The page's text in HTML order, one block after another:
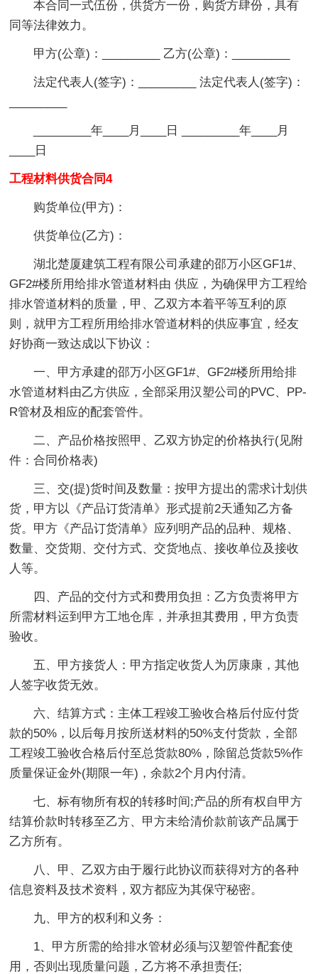
本合同一式伍份，供货方一份，购货方肆份，具有
同等法律效力。
甲方(公章)：_________ 乙方(公章)：_________
法定代表人(签字)：_________ 法定代表人(签字)：
_________年____月____日 _________年____月
____日
工程材料供货合同4
购货单位(甲方)：
供货单位(乙方)：
湖北楚厦建筑工程有限公司承建的邵万小区GF1#、
GF2#楼所用给排水管道材料由 供应，为确保甲方工程给
排水管道材料的质量，甲、乙双方本着平等互利的原
则，就甲方工程所用给排水管道材料的供应事宜，经友
好协商一致达成以下协议：
一、甲方承建的邵万小区GF1#、GF2#楼所用给排
水管道材料由乙方供应，全部采用汉塑公司的PVC、PP-
R管材及相应的配套管件。
二、产品价格按照甲、乙双方协定的价格执行(见附
件：合同价格表)
三、交(提)货时间及数量：按甲方提出的需求计划供
货，甲方以《产品订货清单》形式提前2天通知乙方备
货。甲方《产品订货清单》应列明产品的品种、规格、
数量、交货期、交付方式、交货地点、接收单位及接收
人等。
四、产品的交付方式和费用负担：乙方负责将甲方
所需材料运到甲方工地仓库，并承担其费用，甲方负责
验收。
五、甲方接货人：甲方指定收货人为厉康康，其他
人签字收货无效。
六、结算方式：主体工程竣工验收合格后付应付货
款的50%，以后每月按所送材料的50%支付货款，全部
工程竣工验收合格后付至总货款80%，除留总货款5%作
质量保证金外(期限一年)，余款2个月内付清。
七、标有物所有权的转移时间;产品的所有权自甲方
结算价款时转移至乙方、甲方未给清价款前该产品属于
乙方所有。
八、甲、乙双方由于履行此协议而获得对方的各种
信息资料及技术资料，双方都应为其保守秘密。
九、甲方的权利和义务：
1、甲方所需的给排水管材必须与汉塑管件配套使
用，否则出现质量问题，乙方将不承担责任;